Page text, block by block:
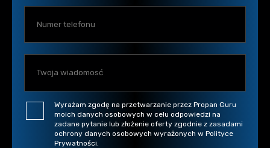
Wyrażam zgodę na przetwarzanie przez Propan Guru
moich danych osobowych w celu odpowiedzi na
zadane pytanie lub złożenie oferty zgodnie z zasadami
ochrony danych osobowych wyrażonych w Polityce
Prywatności.